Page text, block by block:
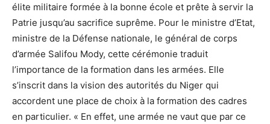
élite militaire formée à la bonne école et prête à servir la
Patrie jusqu’au sacrifice suprême. Pour le ministre d’Etat,
ministre de la Défense nationale, le général de corps
d’armée Salifou Mody, cette cérémonie traduit
l’importance de la formation dans les armées. Elle
s’inscrit dans la vision des autorités du Niger qui
accordent une place de choix à la formation des cadres
en particulier. « En effet, une armée ne vaut que par ce